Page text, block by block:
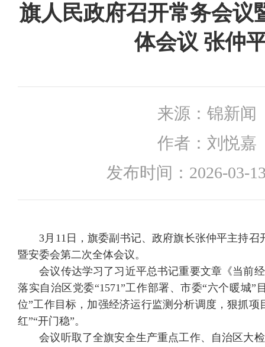
旗人民政府召开常务会议
体会议 张仲
来源： 锦新闻
作者： 刘悦嘉
发布时间： 2026-03-
3月11日，旗委副书记、政府旗长张仲平主持召
暨安委会第二次全体会议。
会议传达学习了习近平总书记重要文章《当前经
落实自治区党委“1571”工作部署、市委“六个暖城”
位”工作目标，加强经济运行监测分析调度，狠抓
红”“开门稳”。
会议听取了全旗安全生产重点工作、自治区大检